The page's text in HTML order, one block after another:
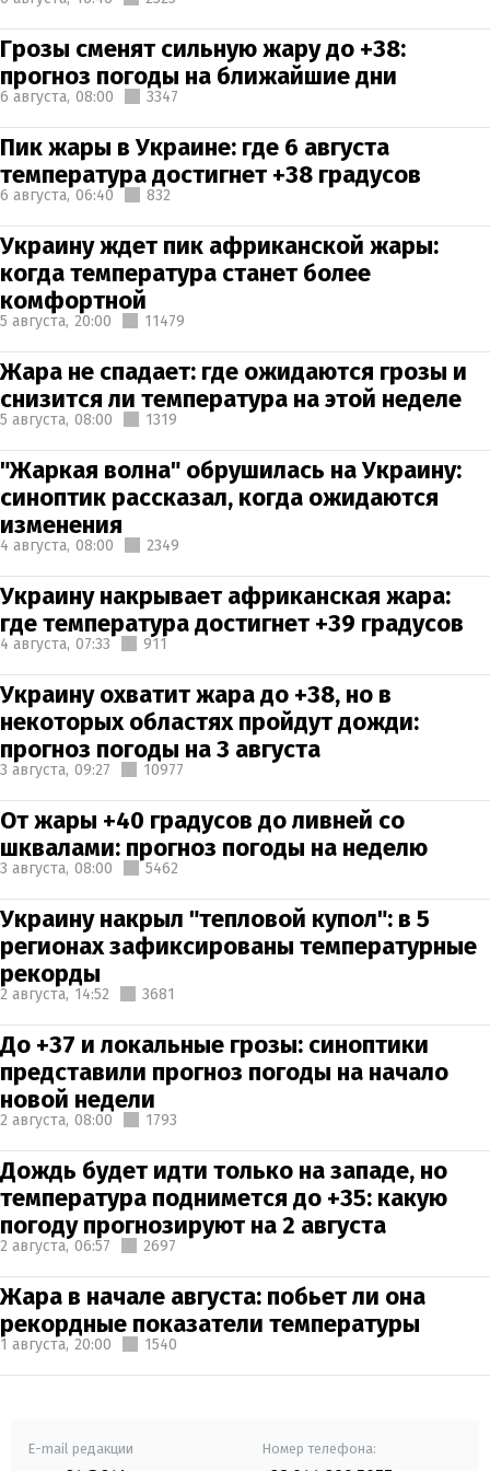
Грозы сменят сильную жару до +38:
прогноз погоды на ближайшие дни
6 августа, 08:00 3347
Пик жары в Украине: где 6 августа
температура достигнет +38 градусов
6 августа, 06:40 832
Украину ждет пик африканской жары:
когда температура станет более
комфортной
5 августа, 20:00 11479
Жара не спадает: где ожидаются грозы и
снизится ли температура на этой неделе
5 августа, 08:00 1319
"Жаркая волна" обрушилась на Украину:
синоптик рассказал, когда ожидаются
изменения
4 августа, 08:00 2349
Украину накрывает африканская жара:
где температура достигнет +39 градусов
4 августа, 07:33 911
Украину охватит жара до +38, но в
некоторых областях пройдут дожди:
прогноз погоды на 3 августа
3 августа, 09:27 10977
От жары +40 градусов до ливней со
шквалами: прогноз погоды на неделю
3 августа, 08:00 5462
Украину накрыл "тепловой купол": в 5
регионах зафиксированы температурные
рекорды
2 августа, 14:52 3681
До +37 и локальные грозы: синоптики
представили прогноз погоды на начало
новой недели
2 августа, 08:00 1793
Дождь будет идти только на западе, но
температура поднимется до +35: какую
погоду прогнозируют на 2 августа
2 августа, 06:57 2697
Жара в начале августа: побьет ли она
рекордные показатели температуры
1 августа, 20:00 1540
E-mail редакции Номер телефона: